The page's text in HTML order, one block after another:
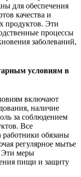
для обеспечения
качества и
продуктов. Эти
процессы
заболеваний,
условиям в
включают
наличие
за соблюдением
Все
обязаны
регулярное мытье
Эти меры
пищи и защиту